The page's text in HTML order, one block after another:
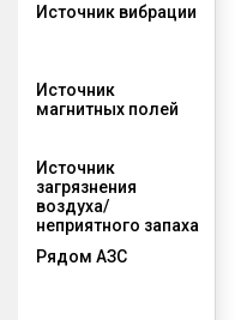
Источник вибрации
Источник
магнитных полей
Источник
загрязнения
воздуха/
неприятного запаха
Рядом АЗС